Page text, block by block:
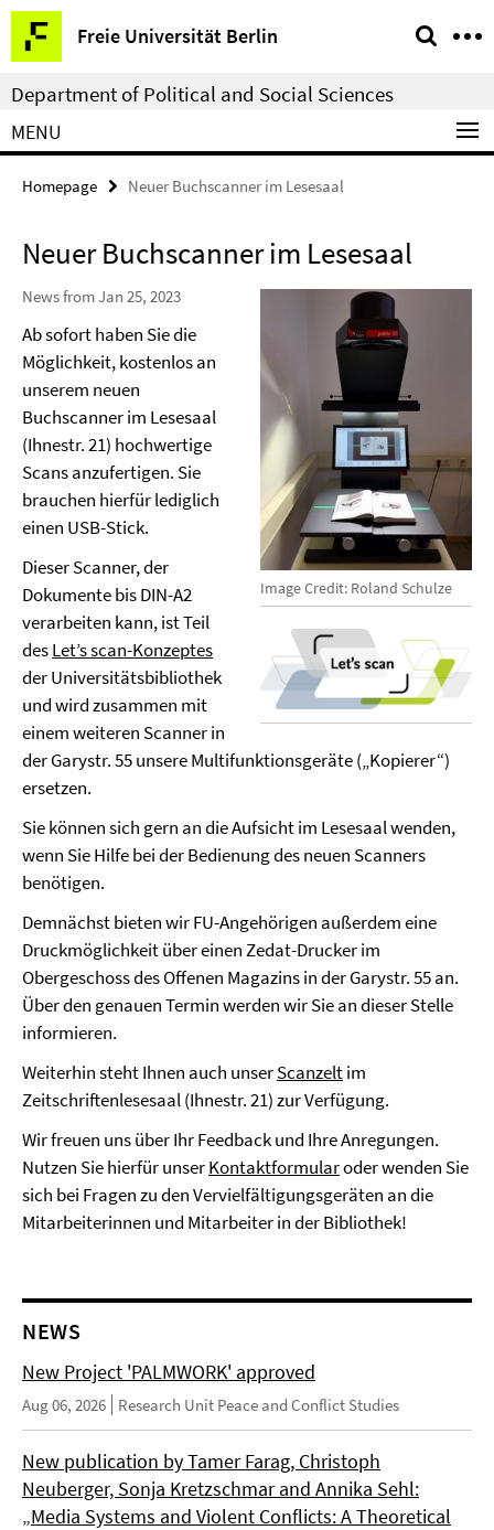
Springe
direkt
zu
Inhalt
Freie Universität Berlin
Service
Navigation
Department of Political and Social Sciences
MENU
Homepage Neuer Buchscanner im Lesesaal
Neuer Buchscanner im Lesesaal
Image Credit: Roland Schulze
News from Jan 25, 2023
Ab sofort haben Sie die
Möglichkeit, kostenlos an
unserem neuen
Buchscanner im Lesesaal
(Ihnestr. 21) hochwertige
Scans anzufertigen. Sie
brauchen hierfür lediglich
einen USB-Stick.
Dieser Scanner, der
Dokumente bis DIN-A2
verarbeiten kann, ist Teil
desLet’s scan-Konzeptes
der Universitätsbibliothek
und wird zusammen mit
einem weiteren Scanner in
der Garystr. 55 unsere Multifunktionsgeräte („Kopierer“)
ersetzen.
Sie können sich gern an die Aufsicht im Lesesaal wenden,
wenn Sie Hilfe bei der Bedienung des neuen Scanners
benötigen.
Demnächst bieten wir FU-Angehörigen außerdem eine
Druckmöglichkeit über einen Zedat-Drucker im
Obergeschoss des Offenen Magazins in der Garystr. 55 an.
Über den genauen Termin werden wir Sie an dieser Stelle
informieren.
Weiterhin steht Ihnen auch unserScanzeltim
Zeitschriftenlesesaal (Ihnestr. 21) zur Verfügung.
Wir freuen uns über Ihr Feedback und Ihre Anregungen.
Nutzen Sie hierfür unserKontaktformularoder wenden Sie
sich bei Fragen zu den Vervielfältigungsgeräten an die
Mitarbeiterinnen und Mitarbeiter in der Bibliothek!
NEWS
New Project 'PALMWORK' approved
Aug 06, 2026 Research Unit Peace and Conflict Studies
New publication by Tamer Farag, Christoph
Neuberger, Sonja Kretzschmar and Annika Sehl:
„Media Systems and Violent Conflicts: A Theoretical